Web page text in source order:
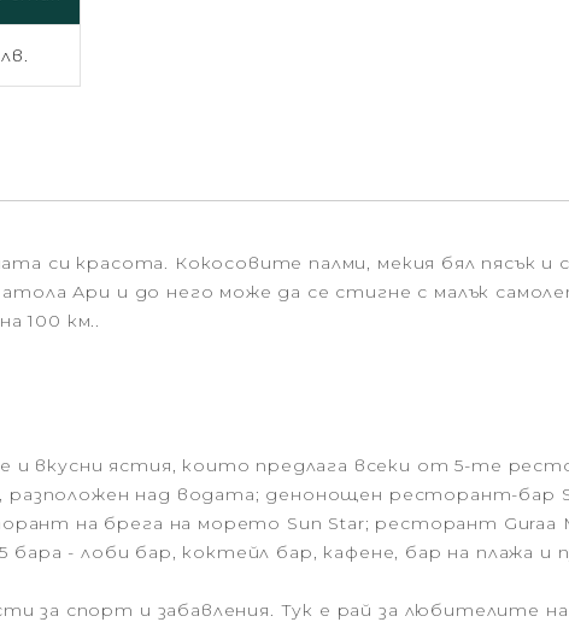
си красота. Кокосовите палми, мекия бял пясък
Ари и до него може да се стигне с малък
100 км..
и вкусни ястия, които предлага всеки от 5-те
над водата; денонощен ресторант-бар
на брега на морето Sun Star; ресторант Guraa
- лоби бар, коктейл бар, кафене, бар на плажа и
за спорт и забавления. Тук е рай за любителите